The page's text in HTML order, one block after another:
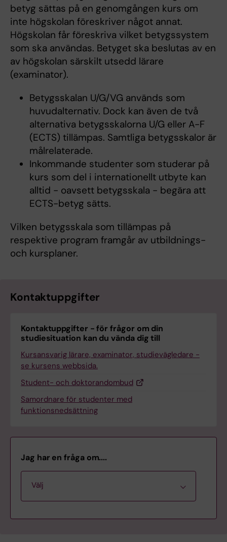
betyg sättas på en genomgången kurs om
inte högskolan föreskriver något annat.
Högskolan får föreskriva vilket betygssystem
som ska användas. Betyget ska beslutas av en
av högskolan särskilt utsedd lärare
(examinator).
Betygsskalan U/G/VG används som
huvudalternativ. Dock kan även de två
alternativa betygsskalorna U/G eller A-F
(ECTS) tillämpas. Samtliga betygsskalor är
målrelaterade.
Inkommande studenter som studerar på
kurs som del i internationellt utbyte kan
alltid - oavsett betygsskala - begära att
ECTS-betyg sätts.
Vilken betygsskala som tillämpas på
respektive program framgår av utbildnings-
och kursplaner.
Kontaktuppgifter
Kontaktuppgifter - för frågor om din
studiesituation kan du vända dig till
Kursansvarig lärare, examinator, studievägledare -
se kursens webbsida.
Student- och doktorandombud
Samordnare för studenter med
funktionsnedsättning
Jag har en fråga om....
Välj